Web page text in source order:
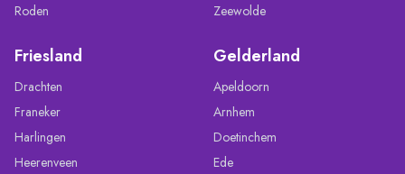
Roden
Zeewolde
Friesland
Drachten
Franeker
Harlingen
Heerenveen
Gelderland
Apeldoorn
Arnhem
Doetinchem
Ede